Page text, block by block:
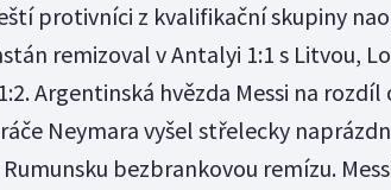
protivníci z kvalifikační skupiny
remizoval v Antalyi 1:1 s Litvou,
Argentinská hvězda Messi na
Neymara vyšel střelecky
bezbrankovou remízu.